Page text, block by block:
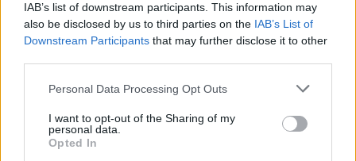
IAB’s list of downstream participants. This information may
also be disclosed by us to third parties on the IAB’s List of
Downstream Participants that may further disclose it to other
Please note that this website/app uses one or more Google
not limited to your visit or usage behaviour. You may click to
grant or deny consent to Google and its third-party tags to
use your data for below specified purposes in below Google
Personal Data Processing Opt Outs
I want to opt-out of the Sharing of my
personal data.
Opted In